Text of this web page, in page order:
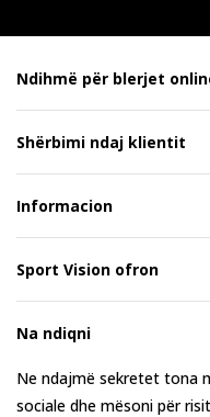
Ndihmë për blerjet
Shërbimi ndaj klientit
Informacion
Sport Vision ofron
Na ndiqni
Ne ndajmë sekretet tona
sociale dhe mësoni për